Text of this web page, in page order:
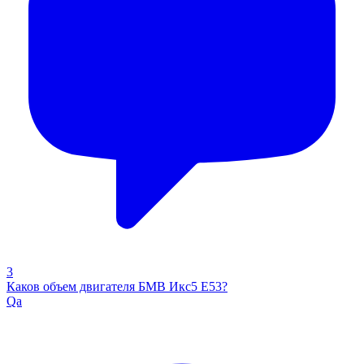
3
Каков объем двигателя БМВ Икс5 Е53?
Qa